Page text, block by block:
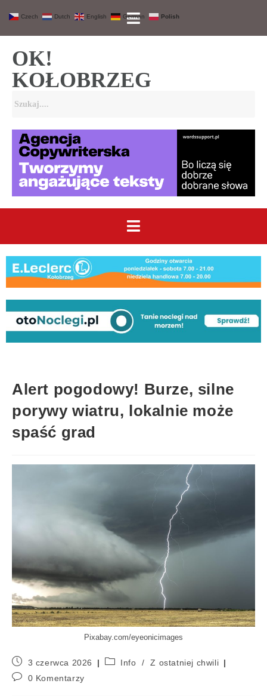
OK!
KOŁOBRZEG
Alert pogodowy! Burze, silne
porywy wiatru, lokalnie może
spaść grad
Pixabay.com/eyeonicimages
3 czerwca 2026 Info /
Z ostatniej chwili
0 Komentarzy
Czech Dutch English German Polish